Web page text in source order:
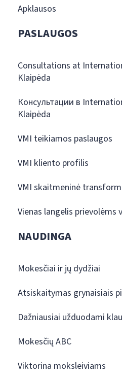
Apklausos
PASLAUGOS
Consultations at
Klaipėda
Консультации в
Klaipėda
VMI teikiamos paslaugos
VMI kliento profilis
VMI skaitmeninė
Vienas langelis prievolėms
NAUDINGA
Mokesčiai ir jų dydžiai
Atsiskaitymas grynaisiais
Dažniausiai užduodami
Mokesčių ABC
Viktorina moksleiviams